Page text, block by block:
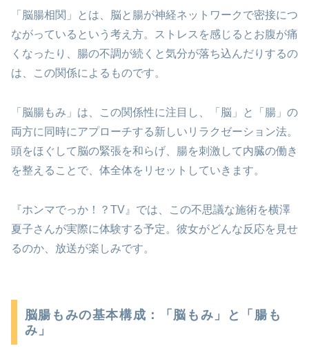
「脳腸相関」とは、脳と腸が神経ネットワークで密接につ
ながっているという考え方。ストレスを感じるとお腹が痛
くなったり、腸の不調が続くと気分が落ち込んだりするの
は、この関係によるものです。
「脳腸もみ」は、この関係性に注目し、「脳」と「腸」の
両方に同時にアプローチする新しいリラクゼーション法。
頭をほぐして脳の緊張を和らげ、腸を刺激して内臓の働き
を整えることで、体全体をリセットしていきます。
『ホンマでっか！？TV』では、この不思議な施術を横澤
夏子さんが実際に体験する予定。彼女がどんな反応を見せ
るのか、放送が楽しみです。
脳腸もみの基本構成：「脳もみ」と「腸も
み」